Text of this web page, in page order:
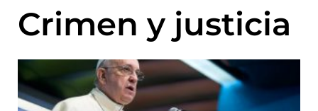
Crimen y justicia